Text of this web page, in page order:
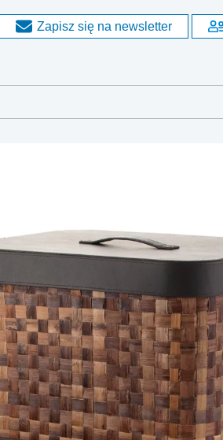
Zapisz się na newsletter